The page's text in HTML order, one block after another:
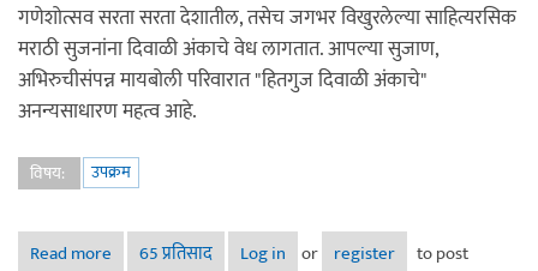
गणेशोत्सव सरता सरता देशातील, तसेच जगभर विखुरलेल्या साहित्यरसिक
मराठी सुजनांना दिवाळी अंकाचे वेध लागतात. आपल्या सुजाण,
अभिरुचीसंपन्न मायबोली परिवारात "हितगुज दिवाळी अंकाचे"
अनन्यसाधारण महत्व आहे.
विषय: उपक्रम
Read more about हितगुज दिवाळी अंक २०११ - घोषणा
65 प्रतिसाद Log in or register
to post